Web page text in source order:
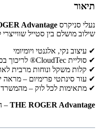
תיאור
נעלי סניקרס Advantage
שילוב מושלם בין סטייל
✔ עיצוב נקי, אלגנטי ויומיומי
✔ סוליית CloudTec® לריכוך בכל צעד
✔ קלות משקל ונוחות מרבית
✔ עור סינתטי פרימיום – מראה
✔ מתאימות לכל לוק – מהמשרד
THE ROGER Advantage
–